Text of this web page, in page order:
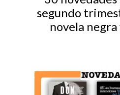
segundo
novela